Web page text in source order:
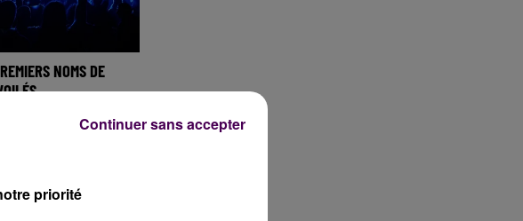
NOMS DE
priorité
Continuer sans accepter